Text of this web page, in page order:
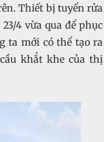
Thiết bị tuyển rửa
4 vừa qua để phục
ta mới có thể tạo ra
khắt khe của thị